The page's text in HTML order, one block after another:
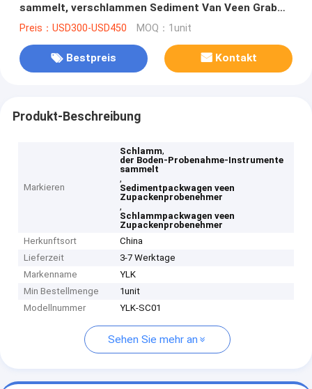
sammelt, verschlammen Sediment Van Veen Grab
Sampler
Preis：USD300-USD450 MOQ：1unit
Bestpreis Kontakt
Produkt-Beschreibung
Markieren
Schlamm,
der Boden-Probenahme-Instrumente
sammelt
,
Sedimentpackwagen veen
Zupackenprobenehmer
,
Schlammpackwagen veen
Zupackenprobenehmer
Herkunftsort
China
Lieferzeit
3-7 Werktage
Markenname
YLK
Min Bestellmenge
1unit
Modellnummer
YLK-SC01
Sehen Sie mehr an